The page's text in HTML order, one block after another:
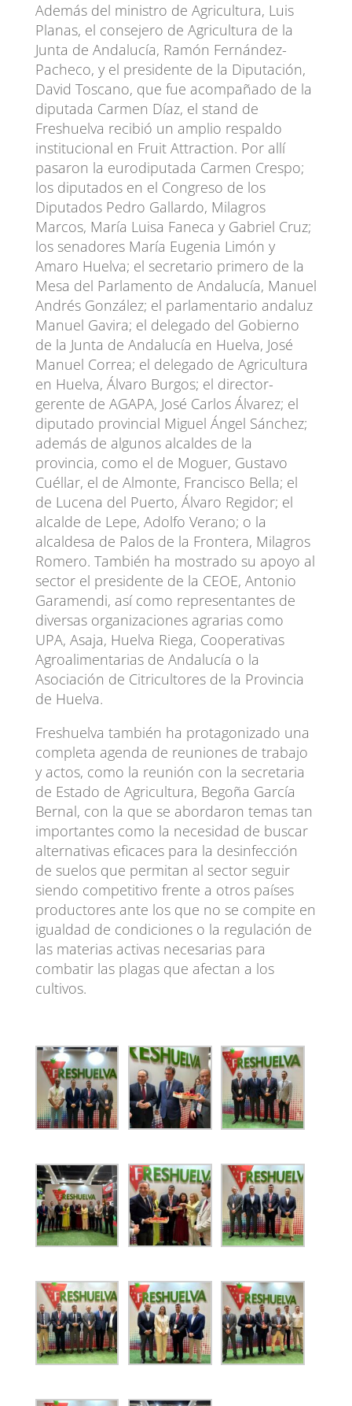
Además del ministro de Agricultura, Luis
Planas, el consejero de Agricultura de la
Junta de Andalucía, Ramón Fernández-
Pacheco, y el presidente de la Diputación,
David Toscano, que fue acompañado de la
diputada Carmen Díaz, el stand de
Freshuelva recibió un amplio respaldo
institucional en Fruit Attraction. Por allí
pasaron la eurodiputada Carmen Crespo;
los diputados en el Congreso de los
Diputados Pedro Gallardo, Milagros
Marcos, María Luisa Faneca y Gabriel Cruz;
los senadores María Eugenia Limón y
Amaro Huelva; el secretario primero de la
Mesa del Parlamento de Andalucía, Manuel
Andrés González; el parlamentario andaluz
Manuel Gavira; el delegado del Gobierno
de la Junta de Andalucía en Huelva, José
Manuel Correa; el delegado de Agricultura
en Huelva, Álvaro Burgos; el director-
gerente de AGAPA, José Carlos Álvarez; el
diputado provincial Miguel Ángel Sánchez;
además de algunos alcaldes de la
provincia, como el de Moguer, Gustavo
Cuéllar, el de Almonte, Francisco Bella; el
de Lucena del Puerto, Álvaro Regidor; el
alcalde de Lepe, Adolfo Verano; o la
alcaldesa de Palos de la Frontera, Milagros
Romero. También ha mostrado su apoyo al
sector el presidente de la CEOE, Antonio
Garamendi, así como representantes de
diversas organizaciones agrarias como
UPA, Asaja, Huelva Riega, Cooperativas
Agroalimentarias de Andalucía o la
Asociación de Citricultores de la Provincia
de Huelva.
Freshuelva también ha protagonizado una
completa agenda de reuniones de trabajo
y actos, como la reunión con la secretaria
de Estado de Agricultura, Begoña García
Bernal, con la que se abordaron temas tan
importantes como la necesidad de buscar
alternativas eficaces para la desinfección
de suelos que permitan al sector seguir
siendo competitivo frente a otros países
productores ante los que no se compite en
igualdad de condiciones o la regulación de
las materias activas necesarias para
combatir las plagas que afectan a los
cultivos.